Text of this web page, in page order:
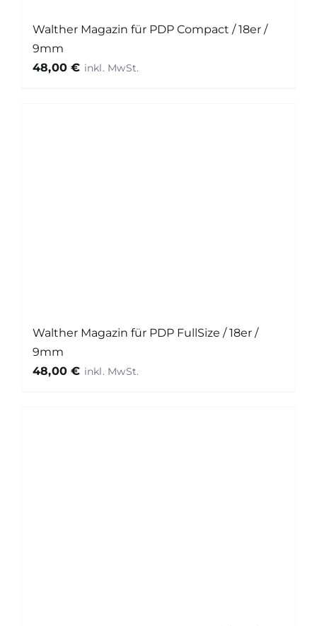
Walther Magazin für PDP Compact / 18er /
9mm
48,00€
Walther Magazin für PDP FullSize / 18er /
9mm
48,00€